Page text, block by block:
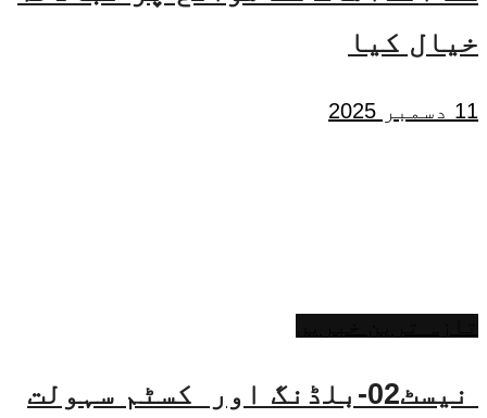
خیال کیا
11 دسمبر 2025
نیسٹ02-بلڈنگ اور کسٹم سہولت